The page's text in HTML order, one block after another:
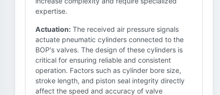
expertise.
Actuation: The received air pressure signals
actuate pneumatic cylinders connected to the
BOP's valves. The design of these cylinders is
critical for ensuring reliable and consistent
operation. Factors such as cylinder bore size,
stroke length, and piston seal integrity directly
affect the speed and accuracy of valve